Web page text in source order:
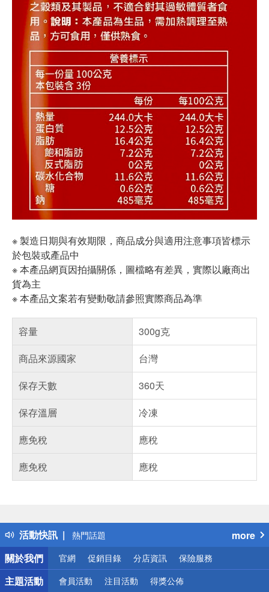
※ 製造日期與有效期限，商品成分與適用注意事項皆標示
於包裝或產品中
※ 本產品網頁因拍攝關係，圖檔略有差異，實際以廠商出
貨為主
※ 本產品文案若有變動敬請參照實際商品為準
容量
300g克
商品來源國家
台灣
保存天數
360天
保存溫層
冷凍
應免稅
應稅
應免稅
應稅
活動快訊
得獎公告
熱門話題
銀行優惠
偏遠地區配送
詐騙網頁！請小心！
more
關於我們
官網 促銷目錄 分店資訊 保險服務
主題活動 會員活動 注目活動 得獎公佈